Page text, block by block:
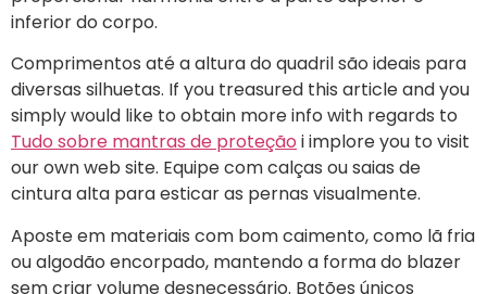
inferior do corpo.
Comprimentos até a altura do quadril são ideais para
diversas silhuetas. If you treasured this article and you
simply would like to obtain more info with regards to
Tudo sobre mantras de proteção i implore you to visit
our own web site. Equipe com calças ou saias de
cintura alta para esticar as pernas visualmente.
Aposte em materiais com bom caimento, como lã fria
ou algodão encorpado, mantendo a forma do blazer
sem criar volume desnecessário. Botões únicos